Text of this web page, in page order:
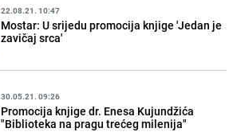
22.08.21. 10:47
Mostar: U srijedu promocija knjige 'Jedan je
zavičaj srca'
30.05.21. 09:26
Promocija knjige dr. Enesa Kujundžića
"Biblioteka na pragu trećeg milenija"